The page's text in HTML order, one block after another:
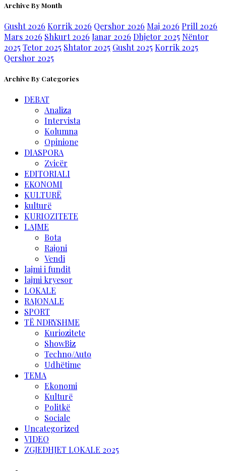
Archive By Month
Gusht 2026 Korrik 2026 Qershor 2026 Maj 2026 Prill 2026
Mars 2026 Shkurt 2026 Janar 2026 Dhjetor 2025 Nëntor
2025 Tetor 2025 Shtator 2025 Gusht 2025 Korrik 2025
Qershor 2025
Archive By Categories
DEBAT
Analiza
Intervista
Kolumna
Opinione
DIASPORA
Zvicër
EDITORIALI
EKONOMI
KULTURË
kulturë
KURIOZITETE
LAJME
Bota
Rajoni
Vendi
lajmi i fundit
lajmi kryesor
LOKALE
RAJONALE
SPORT
TË NDRYSHME
Kuriozitete
ShowBiz
Techno/Auto
Udhëtime
TEMA
Ekonomi
Kulturë
Politkë
Sociale
Uncategorized
VIDEO
ZGJEDHJET LOKALE 2025